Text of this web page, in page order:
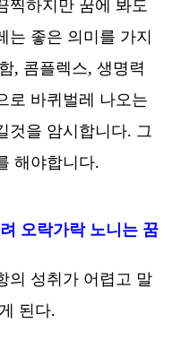
는 좋은 의미를 가지
, 콤플렉스, 생명력
로 바퀴벌레 나오는
것을 암시합니다. 그
해야합니다.
오락가락 노니는 꿈
의 성취가 어렵고 말
된다.